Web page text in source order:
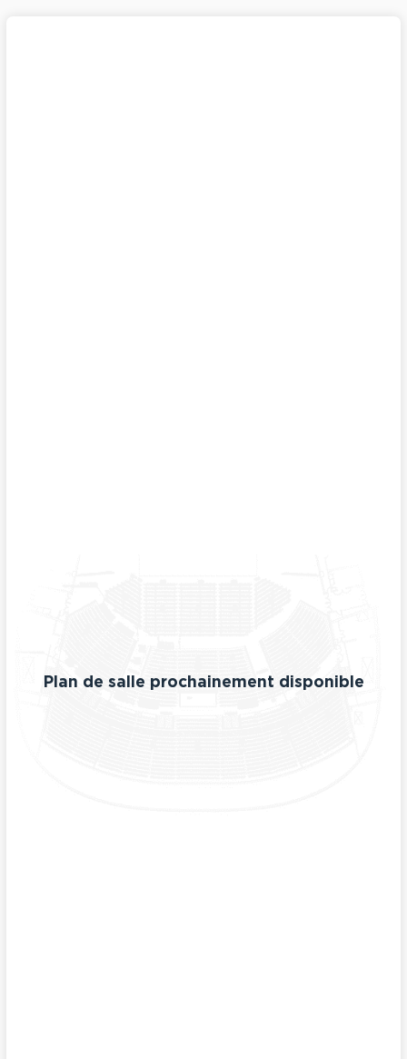
Plan de salle prochainement disponible